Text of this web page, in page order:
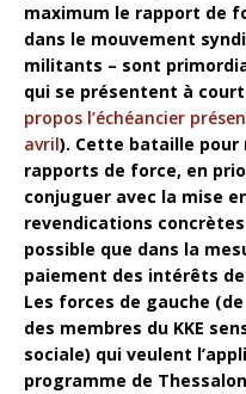
maximum le rapport de
dans le mouvement
militants – sont
qui se présentent à
propos l’échéancier
avril). Cette bataille
rapports de force, en
conjuguer avec la mise
revendications
possible que dans la
paiement des intérêts
Les forces de gauche
des membres du KKE
sociale) qui veulent
programme de